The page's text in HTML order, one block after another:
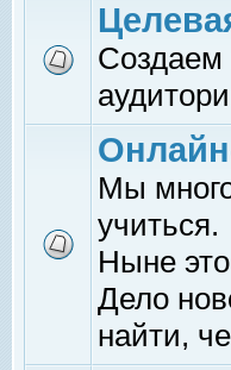
Создаем
Мы
учиться.
Ныне
Дело
найти,